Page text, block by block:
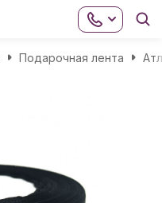
Подарочная лента